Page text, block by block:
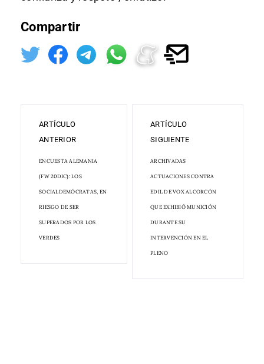
Compartir
ARTÍCULO
ANTERIOR
ENCUESTA ALEMANIA
(FW 20DIC): LOS
SOCIALDEMÓCRATAS, EN
RIESGO DE SER
SUPERADOS POR LOS
VERDES
ARTÍCULO
SIGUIENTE
ARCHIVADAS
ACTUACIONES CONTRA
EDIL DE VOX ALCORCÓN
QUE EXHIBIÓ MUNICIÓN
DURANTE SU
INTERVENCIÓN EN EL
PLENO